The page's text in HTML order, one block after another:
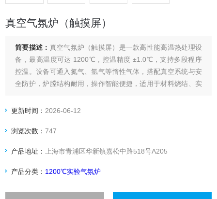
真空气氛炉（触摸屏）
简要描述： 真空气氛炉（触摸屏）是一款高性能高温热处理设
备，最高温度可达 1200℃，控温精度 ±1.0℃，支持多段程序
控温。设备可通入氮气、氩气等惰性气体，搭配真空系统与安
全防护，炉膛结构耐用，操作智能便捷，适用于材料烧结、实
更新时间： 2026-06-12
浏览次数：747
产品地址： 上海市青浦区华新镇嘉松中路518号A205
产品分类： 1200℃实验气氛炉